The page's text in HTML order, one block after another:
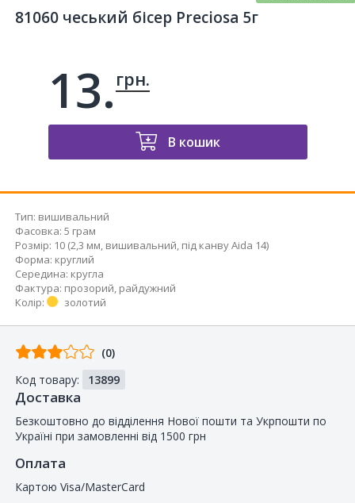
81060 чеський бісер Preciosa 5г
13. грн.
В кошик
Тип: вишивальний
Фасовка: 5 грам
Розмір: 10 (2,3 мм, вишивальний, під канву Aida 14)
Форма: круглий
Середина: кругла
Фактура: прозорий, райдужний
Колір: золотий
Відгуків
покупців
(0)
Код товару:
13899
Доставка
Безкоштовно до відділення Нової пошти та Укрпошти по
Україні при замовленні від 1500 грн
Оплата
Картою Visa/MasterCard